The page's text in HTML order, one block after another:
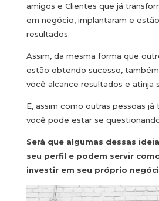
amigos e Clientes que já
em negócio, implantaram e
resultados.
Assim, da mesma forma que
estão obtendo sucesso,
você alcance resultados e atinja
E, assim como outras pessoas já
você pode estar se
Será que algumas dessas
seu perfil e podem servir
investir em seu próprio